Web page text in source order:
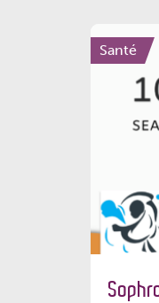
Santé